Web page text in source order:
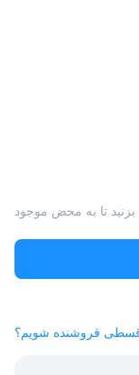
بزنید تا به محض موجود
فروشنده شویم؟